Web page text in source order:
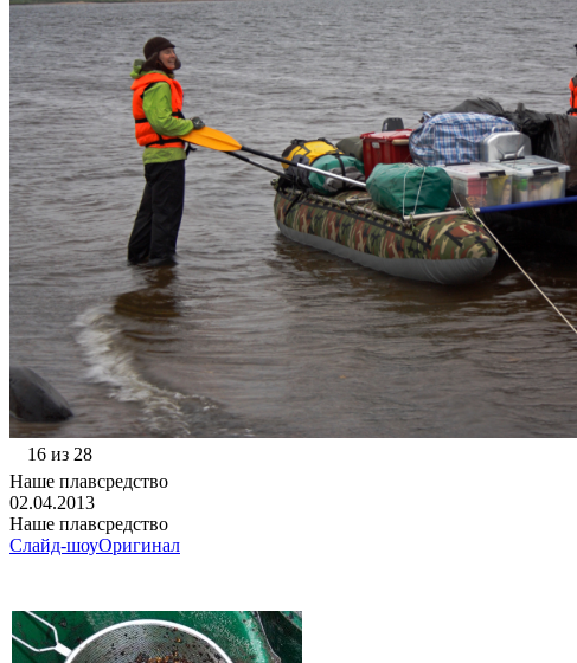
16 из 28
Наше плавсредство
02.04.2013
Наше плавсредство
Слайд-шоуОригинал